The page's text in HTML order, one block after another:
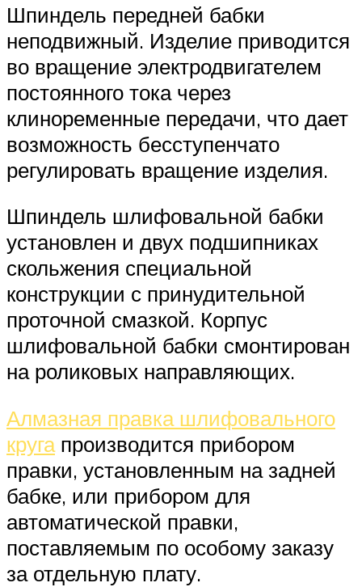
Шпиндель передней бабки
неподвижный. Изделие приводится
во вращение электродвигателем
постоянного тока через
клиноременные передачи, что дает
возможность бесступенчато
регулировать вращение изделия.
Шпиндель шлифовальной бабки
установлен и двух подшипниках
скольжения специальной
конструкции с принудительной
проточной смазкой. Корпус
шлифовальной бабки смонтирован
на роликовых направляющих.
Алмазная правка шлифовального
кругапроизводится прибором
правки, установленным на задней
бабке, или прибором для
автоматической правки,
поставляемым по особому заказу
за отдельную плату.